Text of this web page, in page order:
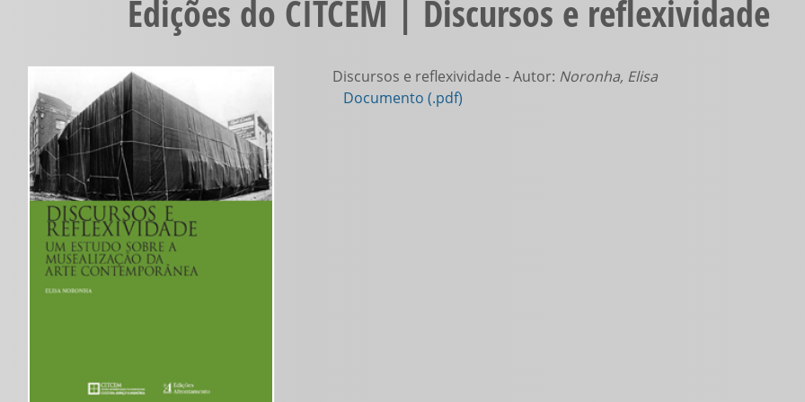
Edições do CITCEM | Discursos e reflexividade
Discursos e reflexividade - Autor: Noronha, Elisa
Documento (.pdf)